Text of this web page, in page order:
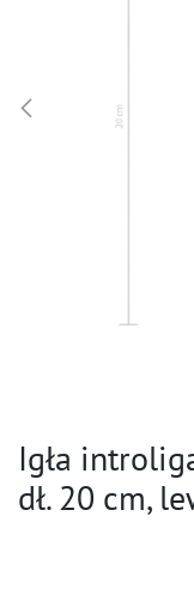
Igła
dł. 20 cm,